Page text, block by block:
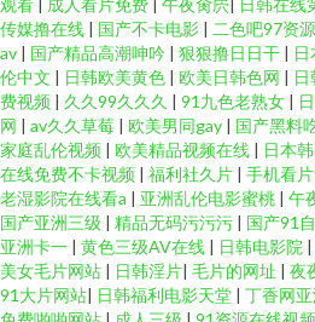
观看 | 成人看片免费 | 午夜肏屄| 日韩在线
传媒撸在线 | 国产不卡电影 | 二色吧97资
av | 国产精品高潮呻吟 | 狠狠撸日日干 |
伦中文 | 日韩欧美黄色 | 欧美日韩色网 |
费视频 | 久久99久久久 | 91九色老熟女 |
网 | av久久草莓 | 欧美男同gay | 国产黑料
家庭乱伦视频 | 欧美精品视频在线 | 日本
在线免费不卡视频 | 福利社久片 | 手机看
老湿影院在线看a | 亚洲乱伦电影蜜桃 | 午
国产亚洲三级 | 精品无码污污污 | 国产91
亚洲卡一 | 黄色三级AV在线 | 日韩电影院 |
美女毛片网站 | 日韩淫片| 毛片的网址 | 夜
91大片网站| 日韩福利电影天堂 | 丁香网